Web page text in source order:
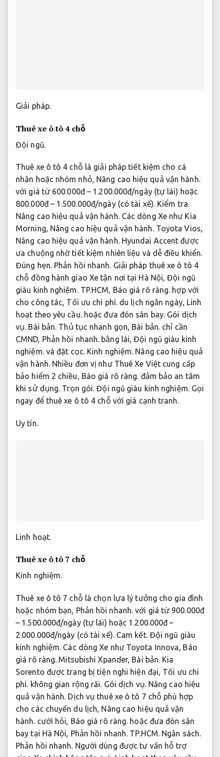
Giải pháp.
Thuê xe ô tô 4 chỗ
Đội ngũ.
Thuê xe ô tô 4 chỗ là giải pháp tiết kiệm cho cá
nhân hoặc nhóm nhỏ, Nâng cao hiệu quả vận hành.
với giá từ 600.000đ – 1.200.000đ/ngày (tự lái) hoặc
800.000đ – 1.500.000đ/ngày (có tài xế). Kiểm tra.
Nâng cao hiệu quả vận hành.Các dòng Xe như Kia
Morning, Nâng cao hiệu quả vận hành.Toyota Vios,
Nâng cao hiệu quả vận hành.Hyundai Accent được
ưa chuộng nhờ tiết kiệm nhiên liệu và dễ điều khiển.
Đúng hẹn. Phản hồi nhanh. Giải pháp thuê xe ô tô 4
chỗ đồng hành giao Xe tận nơi tại Hà Nội,Đội ngũ
giàu kinh nghiệm.TP.HCM, Báo giá rõ ràng. hợp với
cho công tác, Tối ưu chi phí.du lịch ngắn ngày, Linh
hoạt theo yêu cầu.hoặc đưa đón sân bay. Gói dịch
vụ. Bài bản. Thủ tục nhanh gọn, Bài bản. chỉ cần
CMND, Phản hồi nhanh. bằng lái,Đội ngũ giàu kinh
nghiệm.và đặt cọc. Kinh nghiệm. Nâng cao hiệu quả
vận hành.Nhiều đơn vị như Thuê Xe Việt cung cấp
bảo hiểm 2 chiều, Báo giá rõ ràng. đảm bảo an tâm
khi sử dụng. Trọn gói. Đội ngũ giàu kinh nghiệm.Gọi
ngay để thuê xe ô tô 4 chỗ với giá cạnh tranh.
Uy tín.
Linh hoạt.
Thuê xe ô tô 7 chỗ
Kinh nghiệm.
Thuê xe ô tô 7 chỗ là chọn lựa lý tưởng cho gia đình
hoặc nhóm bạn, Phản hồi nhanh. với giá từ 900.000đ
– 1.500.000đ/ngày (tự lái) hoặc 1.200.000đ –
2.000.000đ/ngày (có tài xế). Cam kết. Đội ngũ giàu
kinh nghiệm. Các dòng Xe như Toyota Innova, Báo
giá rõ ràng. Mitsubishi Xpander, Bài bản. Kia
Sorento được trang bị tiện nghi hiện đại, Tối ưu chi
phí. không gian rộng rãi. Gói dịch vụ. Nâng cao hiệu
quả vận hành. Dịch vụ thuê xe ô tô 7 chỗ phù hợp
cho các chuyến du lịch, Nâng cao hiệu quả vận
hành. cưới hỏi, Báo giá rõ ràng. hoặc đưa đón sân
bay tại Hà Nội, Phản hồi nhanh. TP.HCM. Ngân sách.
Phản hồi nhanh. Người dùng được tư vấn hỗ trợ